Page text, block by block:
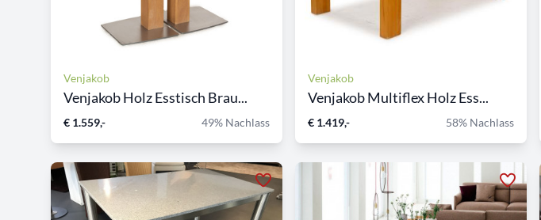
Venjakob
Venjakob Holz Esstisch Brau...
€ 1.559,- 49% Nachlass
Venjakob
Venjakob Multiflex Holz Ess...
€ 1.419,- 58% Nachlass